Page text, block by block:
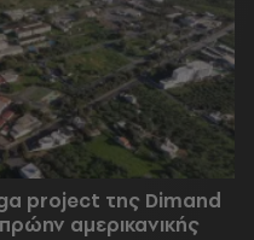
project της Dimand
αμερικανικής